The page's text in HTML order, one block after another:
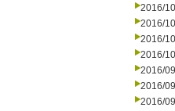
2016/
2016/
2016/
2016/
2016/
2016/
2016/